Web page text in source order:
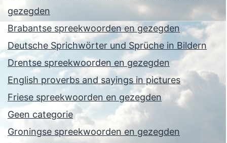
gezegden
Brabantse spreekwoorden en gezegden
Deutsche Sprichwörter und Sprüche in Bildern
Drentse spreekwoorden en gezegden
English proverbs and sayings in pictures
Friese spreekwoorden en gezegden
Geen categorie
Groningse spreekwoorden en gezegden